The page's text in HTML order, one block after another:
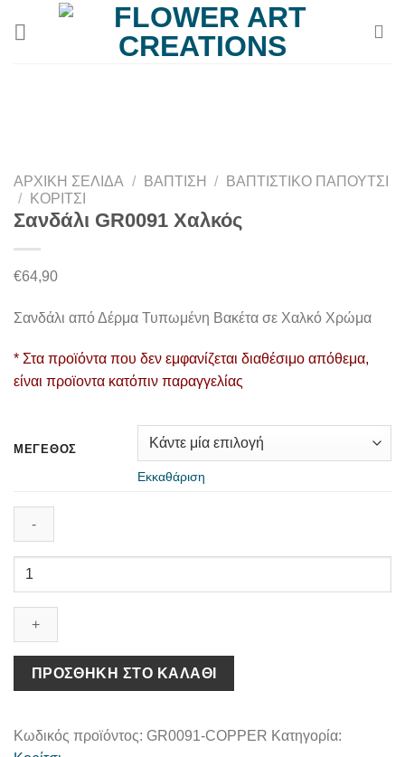
Μετάβαση
ΑΡΧΙΚΉ ΣΕΛΊΔΑ / ΒΆΠΤΙΣΗ /
ΒΑΠΤΙΣΤΙΚΌ ΠΑΠΟΎΤΣΙ
/
ΚΟΡΊΤΣΙ
Σανδάλι GR0091 Χαλκός
€64,90
Σανδάλι από Δέρμα Τυπωμένη Βακέτα σε Χαλκό Χρώμα
* Στα προϊόντα που δεν εμφανίζεται διαθέσιμο απόθεμα,
είναι προϊοντα κατόπιν παραγγελίας
ΜΈΓΕΘΟΣ
Εκκαθάριση
Σανδάλι
Χαλκός
ποσότητα
ΠΡΟΣΘΉΚΗ ΣΤΟ ΚΑΛΆΘΙ
Κωδικός προϊόντος: GR0091-COPPER Κατηγορία: